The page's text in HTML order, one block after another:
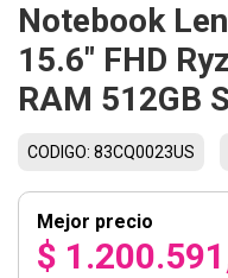
Notebook
15.6" FHD
RAM 512GB
CODIGO: 83CQ0023US
Mejor precio
$